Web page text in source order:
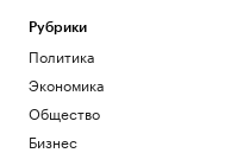
Рубрики
Политика
Экономика
Общество
Бизнес